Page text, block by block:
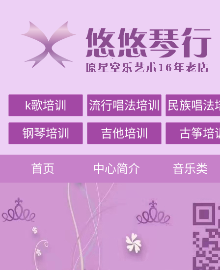
k歌培训 流行唱法培训 民族唱法
钢琴培训 吉他培训 古筝培
首页 中心简介 音乐类